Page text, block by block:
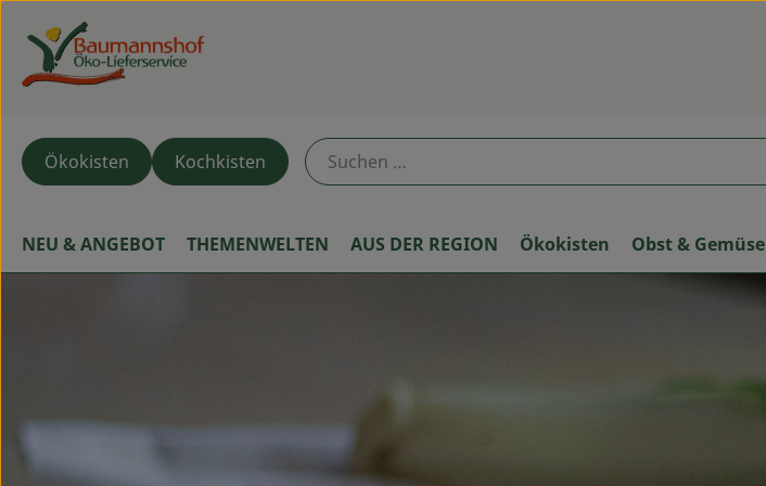
Ökokisten Kochkisten
NEU & ANGEBOT THEMENWELTEN AUS DER REGION Ökokisten Obst & Gemüse